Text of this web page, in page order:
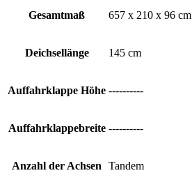
Gesamtmaß 657 x 210 x 96 cm
Deichsellänge 145 cm
Auffahrklappe Höhe ----------
Auffahrklappebreite ----------
Anzahl der Achsen Tandem